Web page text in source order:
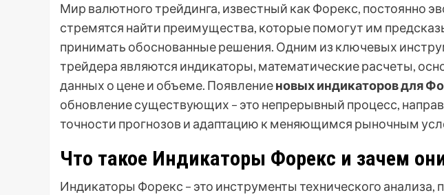
Мир валютного трейдинга, известный как Форекс, постоянно
стремятся найти преимущества, которые помогут им
принимать обоснованные решения. Одним из ключевых
трейдера являются индикаторы, математические расчеты,
данных о цене и объеме. Появлениеновых индикаторов для
обновление существующих – это непрерывный процесс,
точности прогнозов и адаптацию к меняющимся рыночным
Что такое Индикаторы Форекс и зачем
Индикаторы Форекс – это инструменты технического анализа,